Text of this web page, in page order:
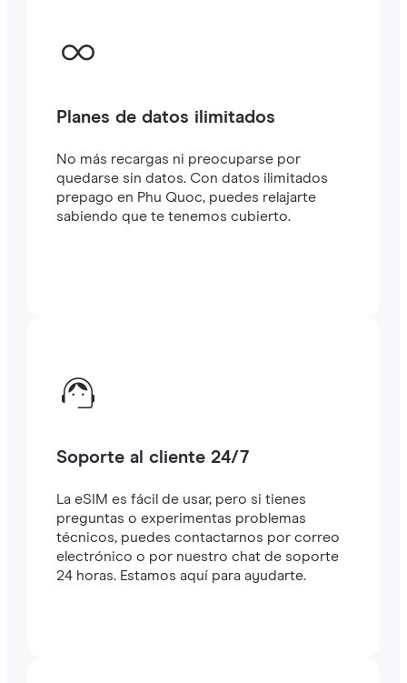
Planes de datos ilimitados
No más recargas ni preocuparse por
quedarse sin datos. Con datos ilimitados
prepago en Phu Quoc, puedes relajarte
sabiendo que te tenemos cubierto.
Soporte al cliente 24/7
La eSIM es fácil de usar, pero si tienes
preguntas o experimentas problemas
técnicos, puedes contactarnos por correo
electrónico o por nuestro chat de soporte
24 horas. Estamos aquí para ayudarte.